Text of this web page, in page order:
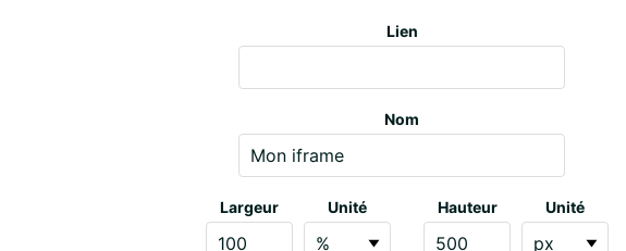
Lien
Nom
Largeur Unité Hauteur Unité